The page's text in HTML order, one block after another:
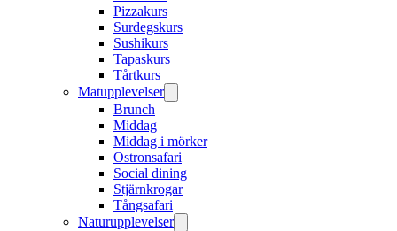
Pizzakurs
Surdegskurs
Sushikurs
Tapaskurs
Tårtkurs
Matupplevelser
Brunch
Middag
Middag i mörker
Ostronsafari
Social dining
Stjärnkrogar
Tångsafari
Naturupplevelser